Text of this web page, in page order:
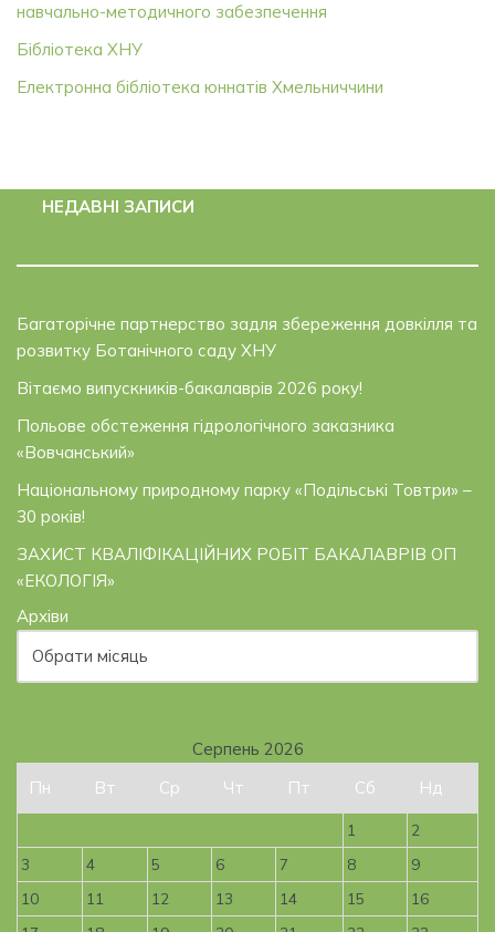
навчально-методичного забезпечення
Бібліотека ХНУ
Електронна бібліотека юннатів Хмельниччини
НЕДАВНІ ЗАПИСИ
Багаторічне партнерство задля збереження довкілля та
розвитку Ботанічного саду ХНУ
Вітаємо випускників-бакалаврів 2026 року!
Польове обстеження гідрологічного заказника
«Вовчанський»
Національному природному парку «Подільські Товтри» –
30 років!
ЗАХИСТ КВАЛІФІКАЦІЙНИХ РОБІТ БАКАЛАВРІВ ОП
«ЕКОЛОГІЯ»
Архіви
Серпень 2026
Пн
Вт Ср Чт Пт Сб Нд
1
2
3
4 5 6 7 8
9
10
11 12 13 14 15
16